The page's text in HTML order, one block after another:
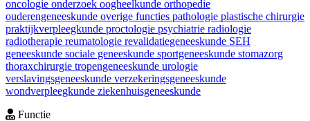
oncologie onderzoek oogheelkunde orthopedie
ouderengeneeskunde overige functies pathologie plastische chirurgie
praktijkverpleegkunde proctologie psychiatrie radiologie
radiotherapie reumatologie revalidatiegeneeskunde SEH
geneeskunde sociale geneeskunde sportgeneeskunde stomazorg
thoraxchirurgie tropengeneeskunde urologie
verslavingsgeneeskunde verzekeringsgeneeskunde
wondverpleegkunde ziekenhuisgeneeskunde
Functie